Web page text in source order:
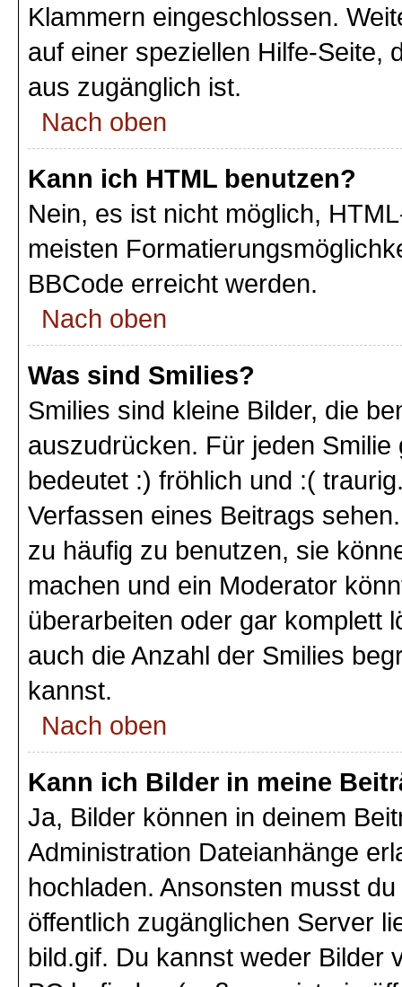
Klammern eingeschlossen.
auf einer speziellen Hilfe-Seite,
aus zugänglich ist.
Nach oben
Kann ich HTML benutzen?
Nein, es ist nicht möglich,
meisten
BBCode erreicht werden.
Nach oben
Was sind Smilies?
Smilies sind kleine Bilder, die
auszudrücken. Für jeden
bedeutet :) fröhlich und :(
Verfassen eines Beitrags
zu häufig zu benutzen, sie
machen und ein Moderator
überarbeiten oder gar komplett
auch die Anzahl der Smilies
kannst.
Nach oben
Kann ich Bilder in meine
Ja, Bilder können in deinem
Administration Dateianhänge
hochladen. Ansonsten musst
öffentlich zugänglichen Server
bild.gif. Du kannst weder Bilder